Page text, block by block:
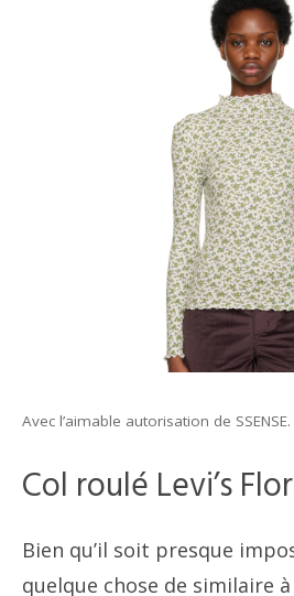
Avec l’aimable autorisation de SSENSE.
Col roulé Levi’s
Bien qu’il soit presque
quelque chose de similaire